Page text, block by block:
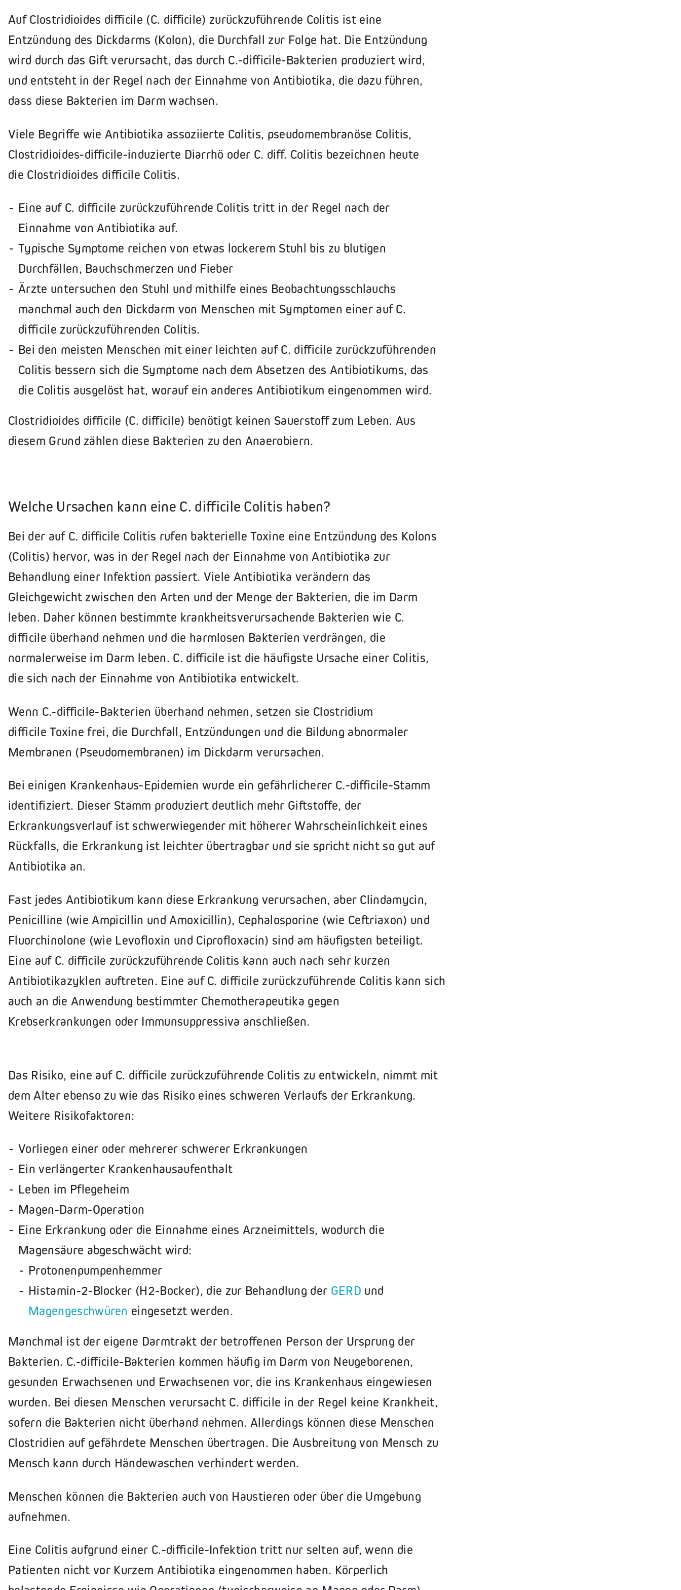
Auf Clostridioides difficile (C. difficile) zurückzuführende Colitis ist eine
Entzündung des Dickdarms (Kolon), die Durchfall zur Folge hat. Die Entzündung
wird durch das Gift verursacht, das durch C.-difficile-Bakterien produziert wird,
und entsteht in der Regel nach der Einnahme von Antibiotika, die dazu führen,
dass diese Bakterien im Darm wachsen.
Viele Begriffe wie Antibiotika assoziierte Colitis, pseudomembranöse Colitis,
Clostridioides-difficile-induzierte Diarrhö oder C. diff. Colitis bezeichnen heute
die Clostridioides difficile Colitis.
Eine auf C. difficile zurückzuführende Colitis tritt in der Regel nach der
Einnahme von Antibiotika auf.
Typische Symptome reichen von etwas lockerem Stuhl bis zu blutigen
Durchfällen, Bauchschmerzen und Fieber
Ärzte untersuchen den Stuhl und mithilfe eines Beobachtungsschlauchs
manchmal auch den Dickdarm von Menschen mit Symptomen einer auf C.
difficile zurückzuführenden Colitis.
Bei den meisten Menschen mit einer leichten auf C. difficile zurückzuführenden
Colitis bessern sich die Symptome nach dem Absetzen des Antibiotikums, das
die Colitis ausgelöst hat, worauf ein anderes Antibiotikum eingenommen wird.
Clostridioides difficile (C. difficile) benötigt keinen Sauerstoff zum Leben. Aus
diesem Grund zählen diese Bakterien zu den Anaerobiern.
Welche Ursachen kann eine C. difficile Colitis haben?
Bei der auf C. difficile Colitis rufen bakterielle Toxine eine Entzündung des Kolons
(Colitis) hervor, was in der Regel nach der Einnahme von Antibiotika zur
Behandlung einer Infektion passiert. Viele Antibiotika verändern das
Gleichgewicht zwischen den Arten und der Menge der Bakterien, die im Darm
leben. Daher können bestimmte krankheitsverursachende Bakterien wie C.
difficile überhand nehmen und die harmlosen Bakterien verdrängen, die
normalerweise im Darm leben. C. difficile ist die häufigste Ursache einer Colitis,
die sich nach der Einnahme von Antibiotika entwickelt.
Wenn C.-difficile-Bakterien überhand nehmen, setzen sie Clostridium
difficile Toxine frei, die Durchfall, Entzündungen und die Bildung abnormaler
Membranen (Pseudomembranen) im Dickdarm verursachen.
Bei einigen Krankenhaus-Epidemien wurde ein gefährlicherer C.-difficile-Stamm
identifiziert. Dieser Stamm produziert deutlich mehr Giftstoffe, der
Erkrankungsverlauf ist schwerwiegender mit höherer Wahrscheinlichkeit eines
Rückfalls, die Erkrankung ist leichter übertragbar und sie spricht nicht so gut auf
Antibiotika an.
Fast jedes Antibiotikum kann diese Erkrankung verursachen, aber Clindamycin,
Penicilline (wie Ampicillin und Amoxicillin), Cephalosporine (wie Ceftriaxon) und
Fluorchinolone (wie Levofloxin und Ciprofloxacin) sind am häufigsten beteiligt.
Eine auf C. difficile zurückzuführende Colitis kann auch nach sehr kurzen
Antibiotikazyklen auftreten. Eine auf C. difficile zurückzuführende Colitis kann sich
auch an die Anwendung bestimmter Chemotherapeutika gegen
Krebserkrankungen oder Immunsuppressiva anschließen.
Das Risiko, eine auf C. difficile zurückzuführende Colitis zu entwickeln, nimmt mit
dem Alter ebenso zu wie das Risiko eines schweren Verlaufs der Erkrankung.
Weitere Risikofaktoren:
Vorliegen einer oder mehrerer schwerer Erkrankungen
Ein verlängerter Krankenhausaufenthalt
Leben im Pflegeheim
Magen-Darm-Operation
Eine Erkrankung oder die Einnahme eines Arzneimittels, wodurch die
Magensäure abgeschwächt wird:
Protonenpumpenhemmer
Histamin-2-Blocker (H2-Bocker), die zur Behandlung der GERD und
Magengeschwüren eingesetzt werden.
Manchmal ist der eigene Darmtrakt der betroffenen Person der Ursprung der
Bakterien. C.-difficile-Bakterien kommen häufig im Darm von Neugeborenen,
gesunden Erwachsenen und Erwachsenen vor, die ins Krankenhaus eingewiesen
wurden. Bei diesen Menschen verursacht C. difficile in der Regel keine Krankheit,
sofern die Bakterien nicht überhand nehmen. Allerdings können diese Menschen
Clostridien auf gefährdete Menschen übertragen. Die Ausbreitung von Mensch zu
Mensch kann durch Händewaschen verhindert werden.
Menschen können die Bakterien auch von Haustieren oder über die Umgebung
aufnehmen.
Eine Colitis aufgrund einer C.-difficile-Infektion tritt nur selten auf, wenn die
Patienten nicht vor Kurzem Antibiotika eingenommen haben. Körperlich